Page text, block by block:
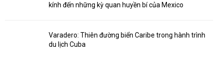
kính đến những kỳ quan huyền bí của Mexico
Varadero: Thiên đường biển Caribe trong hành trình
du lịch Cuba